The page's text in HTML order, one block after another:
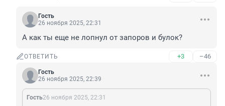
Гость
26 ноября 2025, 22:31
А как ты еще не лопнул от запоров и булок?
ОТВЕТИТЬ +3 –46
Гость
26 ноября 2025, 22:39
Гость26 ноября 2025, 22:31